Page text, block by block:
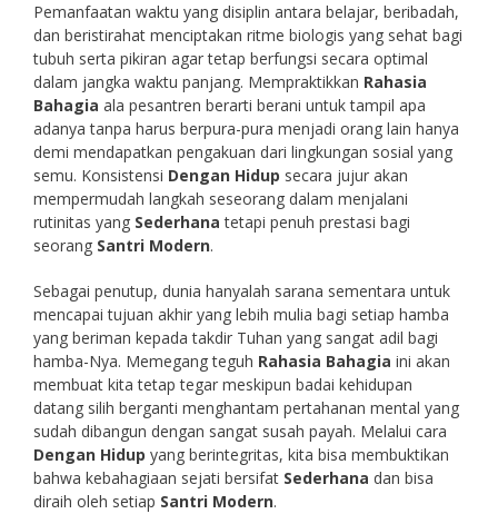
Pemanfaatan waktu yang disiplin antara belajar, beribadah,
dan beristirahat menciptakan ritme biologis yang sehat bagi
tubuh serta pikiran agar tetap berfungsi secara optimal
dalam jangka waktu panjang. Mempraktikkan Rahasia
Bahagia ala pesantren berarti berani untuk tampil apa
adanya tanpa harus berpura-pura menjadi orang lain hanya
demi mendapatkan pengakuan dari lingkungan sosial yang
semu. Konsistensi Dengan Hidup secara jujur akan
mempermudah langkah seseorang dalam menjalani
rutinitas yang Sederhana tetapi penuh prestasi bagi
seorang Santri Modern.
Sebagai penutup, dunia hanyalah sarana sementara untuk
mencapai tujuan akhir yang lebih mulia bagi setiap hamba
yang beriman kepada takdir Tuhan yang sangat adil bagi
hamba-Nya. Memegang teguh Rahasia Bahagia ini akan
membuat kita tetap tegar meskipun badai kehidupan
datang silih berganti menghantam pertahanan mental yang
sudah dibangun dengan sangat susah payah. Melalui cara
Dengan Hidup yang berintegritas, kita bisa membuktikan
bahwa kebahagiaan sejati bersifat Sederhana dan bisa
diraih oleh setiap Santri Modern.